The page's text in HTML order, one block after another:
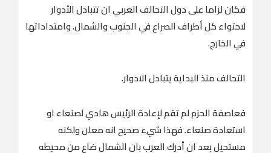
فكان لزاما على دول التحالف العربي ان تتبادل الأدوار
لاحتواء كل أطراف الصراع في الجنوب والشمال. وامتداداتها
في الخارج.
التحالف منذ البداية يتبادل الادوار.
فعاصفة الحزم لم تقم لإعادة الرئيس هادي لصنعاء او
استعادة صنعاء. فهذا شيء صحيح انه معلن ولكنه
مستحيل بعد ان أدرك العرب بان الشمال ضاع من محيطه